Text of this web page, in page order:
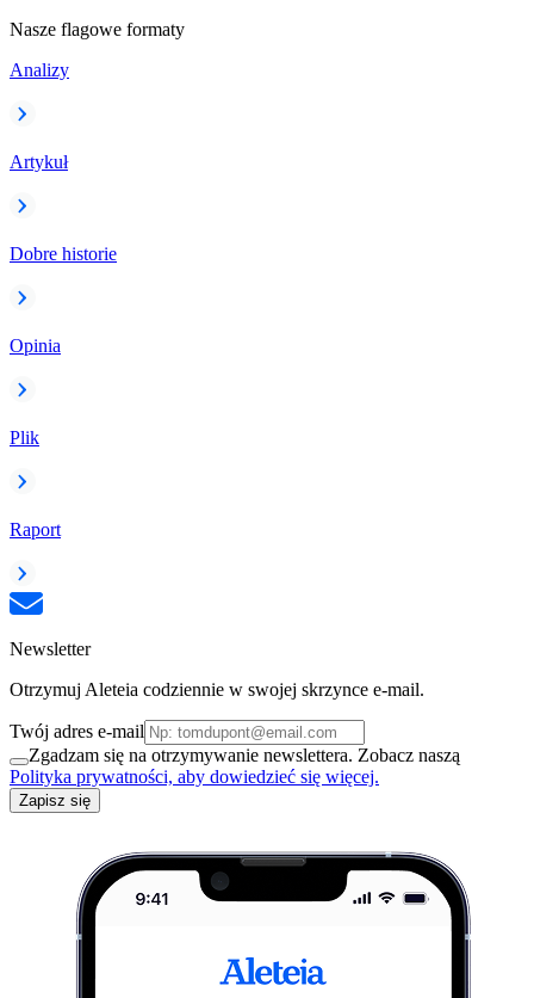
Nasze flagowe formaty
Analizy
Artykuł
Dobre historie
Opinia
Plik
Raport
Newsletter
Otrzymuj Aleteia codziennie w swojej skrzynce e-mail.
Twój adres e-mail
Zgadzam się na otrzymywanie newslettera. Zobacz naszą
Polityka prywatności, aby dowiedzieć się więcej.
Zapisz się